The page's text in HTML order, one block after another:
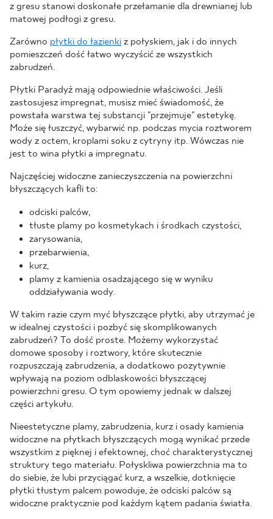
z gresu stanowi doskonałe przełamanie dla drewnianej lub
matowej podłogi z gresu.
Zarówno płytki do łazienki z połyskiem, jak i do innych
pomieszczeń dość łatwo wyczyścić ze wszystkich
zabrudzeń.
Płytki Paradyż mają odpowiednie właściwości. Jeśli
zastosujesz impregnat, musisz mieć świadomość, że
powstała warstwa tej substancji "przejmuje" estetykę.
Może się łuszczyć, wybarwić np. podczas mycia roztworem
wody z octem, kroplami soku z cytryny itp. Wówczas nie
jest to wina płytki a impregnatu.
Najczęściej widoczne zanieczyszczenia na powierzchni
błyszczących kafli to:
odciski palców,
tłuste plamy po kosmetykach i środkach czystości,
zarysowania,
przebarwienia,
kurz,
plamy z kamienia osadzającego się w wyniku
oddziaływania wody.
W takim razie czym myć błyszczące płytki, aby utrzymać je
w idealnej czystości i pozbyć się skomplikowanych
zabrudzeń? To dość proste. Możemy wykorzystać
domowe sposoby i roztwory, które skutecznie
rozpuszczają zabrudzenia, a dodatkowo pozytywnie
wpływają na poziom odblaskowości błyszczącej
powierzchni gresu. O tym opowiemy jednak w dalszej
części artykułu.
Nieestetyczne plamy, zabrudzenia, kurz i osady kamienia
widoczne na płytkach błyszczących mogą wynikać przede
wszystkim z pięknej i efektownej, choć charakterystycznej
struktury tego materiału. Połyskliwa powierzchnia ma to
do siebie, że lubi przyciągać kurz, a wszelkie, dotknięcie
płytki tłustym palcem powoduje, że odciski palców są
widoczne praktycznie pod każdym kątem padania światła.